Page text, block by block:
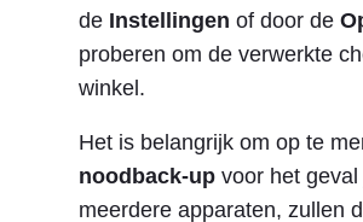
de Instellingen of door de
proberen om de verwerkte
winkel.
Het is belangrijk om op te
noodback-up voor het
meerdere apparaten, zullen